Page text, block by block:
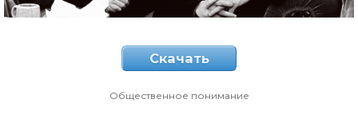
Скачать
Общественное понимание